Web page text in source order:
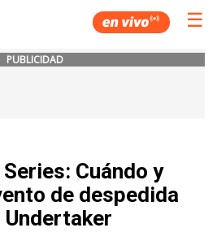
☰
PUBLICIDAD
Cuándo y
de despedida